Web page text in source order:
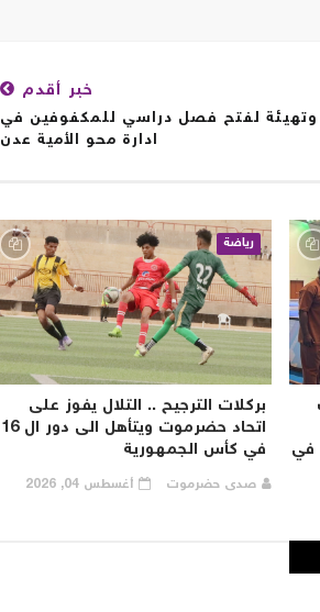
خبر أقدم
وتهيئة لفتح فصل دراسي للمكفوفين في
ادارة محو الأمية عدن
في
رياضة
بركلات الترجيح .. التلال يفوز على
اتحاد حضرموت ويتأهل الى دور ال 16
في كأس الجمهورية
صدى حضرموت أغسطس 04, 2026